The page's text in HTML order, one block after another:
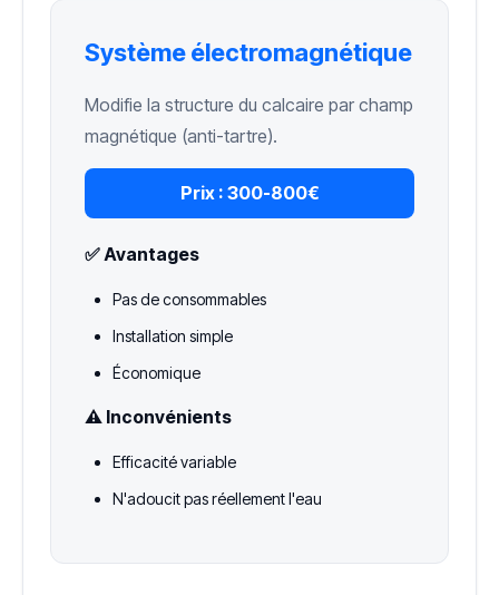
Système électromagnétique
Modifie la structure du calcaire par champ
magnétique (anti-tartre).
Prix : 300-800€
✅ Avantages
Pas de consommables
Installation simple
Économique
⚠️ Inconvénients
Efficacité variable
N'adoucit pas réellement l'eau